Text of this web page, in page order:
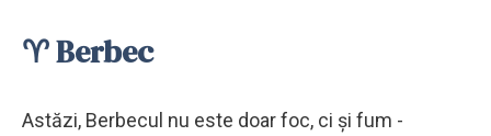
♈ Berbec
Astăzi, Berbecul nu este doar foc, ci și fum -